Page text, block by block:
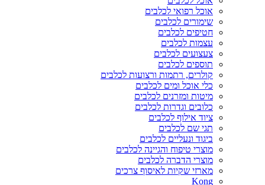
אוכל רפואי לכלבים
שימורים לכלבים
חטיפים לכלבים
עצמות לכלבים
צעצועים לכלבים
תוספים לכלבים
קולרים, רתמות ורצועות לכלבים
כלי אוכל ומים לכלבים
מיטות ומזרנים לכלבים
כלובים וגדרות לכלבים
ציוד אילוף לכלבים
תגי שם לכלבים
ביגוד ונעליים לכלבים
מוצרי טיפוח והגיינה לכלבים
מוצרי הדברה לכלבים
מארזי שקיות לאיסוף צרכים
Kong